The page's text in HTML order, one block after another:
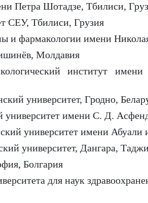
Петра Шотадзе, Тбилиси,
СЕУ, Тбилиси, Грузия
и фармакологии имени
Молдавия
институт
университет, Гродно,
имени С. Д.
университет имени
университет, Дангара,
Болгария
для наук